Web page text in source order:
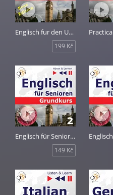
Englisch fur den Urlaub: On Holiday - Neue Edition
199 Kč
Englisch für Senioren 2: Das tägliche Leben
149 Kč